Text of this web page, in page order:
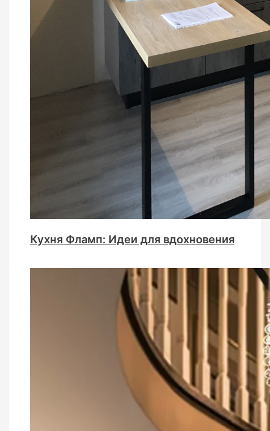
Кухня Фламп: Идеи для вдохновения